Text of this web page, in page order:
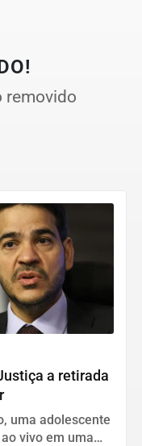
removido
a retirada
uma adolescente
vivo em uma